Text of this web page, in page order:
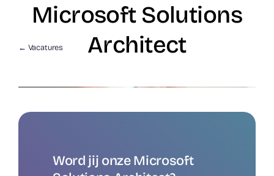
Microsoft Solutions
Architect
← Vacatures
Word jij onze Microsoft